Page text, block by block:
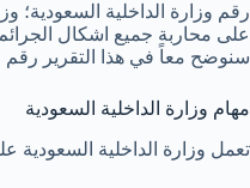
رقم وزارة الداخلية السعودية؛
على محاربة جميع اشكال
سنوضح معاً في هذا التقرير رقم
مهام وزارة الداخلية السعودية
تعمل وزارة الداخلية السعودية